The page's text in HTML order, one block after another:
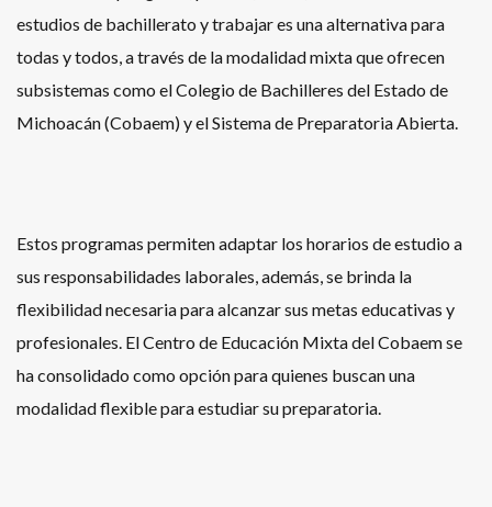
estudios de bachillerato y trabajar es una alternativa para
todas y todos, a través de la modalidad mixta que ofrecen
subsistemas como el Colegio de Bachilleres del Estado de
Michoacán (Cobaem) y el Sistema de Preparatoria Abierta.
Estos programas permiten adaptar los horarios de estudio a
sus responsabilidades laborales, además, se brinda la
flexibilidad necesaria para alcanzar sus metas educativas y
profesionales. El Centro de Educación Mixta del Cobaem se
ha consolidado como opción para quienes buscan una
modalidad flexible para estudiar su preparatoria.